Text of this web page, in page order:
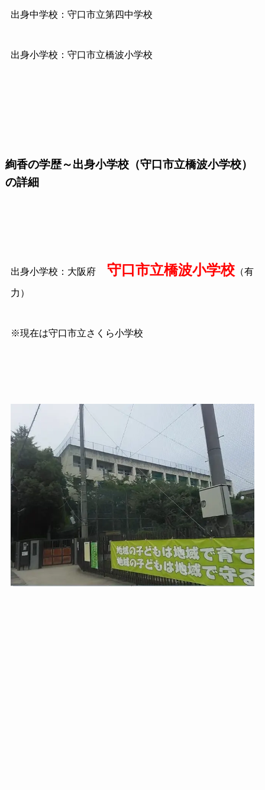
出身中学校：守口市立第四中学校
出身小学校：守口市立橋波小学校
絢香の学歴～出身小学校（守口市立橋波小学校）
の詳細
出身小学校：大阪府 守口市立橋波小学校（有
力）
※現在は守口市立さくら小学校